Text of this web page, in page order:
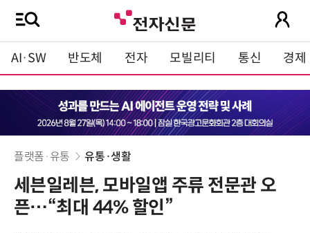
AI·SW 반도체 전자 모빌리티 통신 경제
플랫폼·유통 유통·생활
세븐일레븐, 모바일앱 주류 전문관 오
픈…“최대 44% 할인”